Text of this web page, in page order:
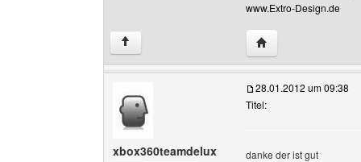
www.Extro-Design.de
↑ Website dieses
xbox360teamdelux
28.01.2012 um 09:38
Titel:
danke der ist gut